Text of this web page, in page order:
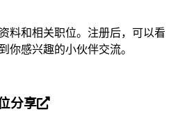
料和相关职位。注册后，可以看
你感兴趣的小伙伴交流。
分享